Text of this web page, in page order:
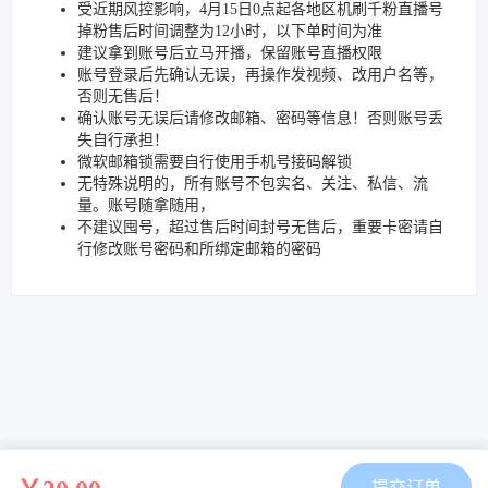
受近期风控影响，4月15日0点起各地区机刷千粉直播号
掉粉售后时间调整为12小时，以下单时间为准
建议拿到账号后立马开播，保留账号直播权限
账号登录后先确认无误，再操作发视频、改用户名等，
否则无售后！
确认账号无误后请修改邮箱、密码等信息！否则账号丢
失自行承担！
微软邮箱锁需要自行使用手机号接码解锁
无特殊说明的，所有账号不包实名、关注、私信、流
量。账号随拿随用，
不建议囤号，超过售后时间封号无售后，重要卡密请自
行修改账号密码和所绑定邮箱的密码